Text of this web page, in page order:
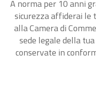
A norma per 10 anni
sicurezza affiderai le
alla Camera di
sede legale della
conservate in